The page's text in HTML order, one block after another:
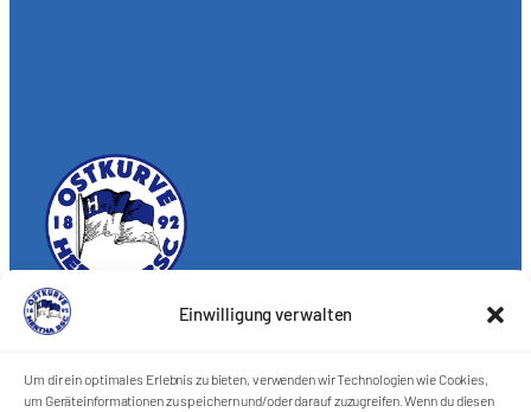
Einwilligung verwalten
Um dir ein optimales Erlebnis zu bieten, verwenden wir Technologien wie Cookies,
um Geräteinformationen zu speichern und/oder darauf zuzugreifen. Wenn du diesen
Förderkreis Ostkurve e.V.
Kontakt